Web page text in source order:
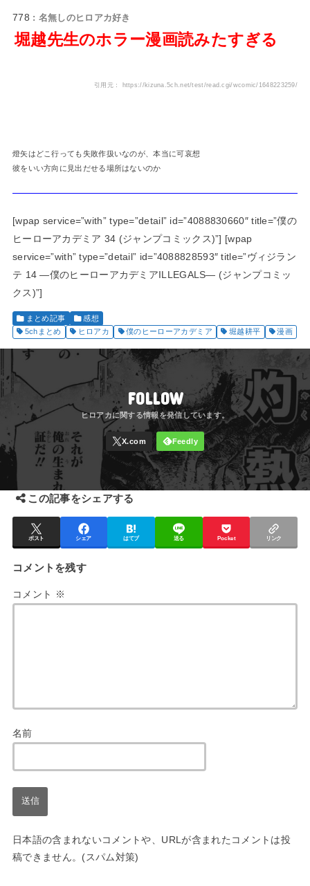
778 : 名無しのヒロアカ好き
堀越先生のホラー漫画読みたすぎる
引用元： https://kizuna.5ch.net/test/read.cgi/wcomic/1648223259/
燈矢はどこ行っても失敗作扱いなのが、本当に可哀想
彼をいい方向に見出だせる場所はないのか
[wpap service=”with” type=”detail” id=”4088830660″ title=”僕の
ヒーローアカデミア 34 (ジャンプコミックス)”] [wpap
service=”with” type=”detail” id=”4088828593″ title=”ヴィジラン
テ 14 ―僕のヒーローアカデミアILLEGALS― (ジャンプコミッ
クス)”]
まとめ記事
感想
5chまとめ
ヒロアカ 僕のヒーローアカデミア 堀越耕平 漫画
FOLLOW
この記事をシェアする
ポスト シェア はてブ 送る Pocket リンク
コメントを残す
コメント ※
名前
日本語の含まれないコメントや、URLが含まれたコメントは投
稿できません。(スパム対策)